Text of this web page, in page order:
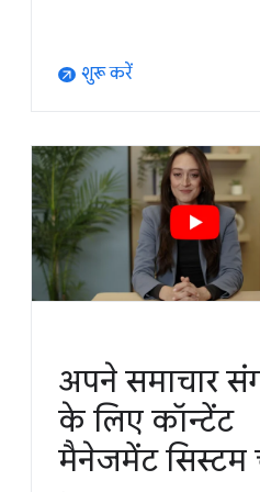
arrow_outward शुरू करें
अपने समाचार
के लिए कॉन्टेंट
मैनेजमेंट सिस्टम